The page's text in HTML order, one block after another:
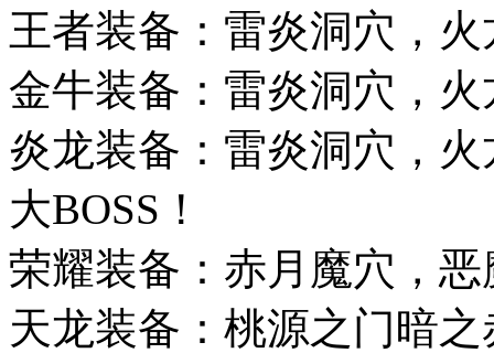
王者装备：雷炎洞穴，
金牛装备：雷炎洞穴，
炎龙装备：雷炎洞穴，
大BOSS！
荣耀装备：赤月魔穴，
天龙装备：桃源之门暗